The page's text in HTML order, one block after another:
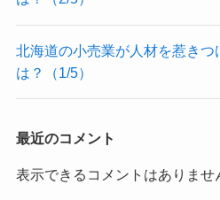
北海道の小売業が人材を惹きつ
は？（1/5）
最近のコメント
表示できるコメントはありませ